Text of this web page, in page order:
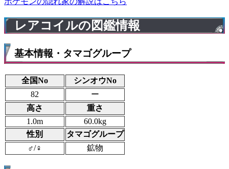
レアコイルの図鑑情報
基本情報・タマゴグループ
全国No
シンオウNo
82
ー
高さ
重さ
1.0m
60.0kg
性別
タマゴグループ
♂/♀
鉱物